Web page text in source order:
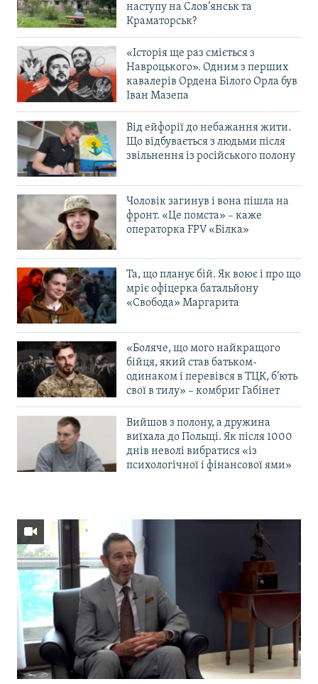
наступу на Слов’янськ та
Краматорськ?
«Історія ще раз сміється з
Навроцького». Одним з перших
кавалерів Ордена Білого Орла був
Іван Мазепа
Від ейфорії до небажання жити.
Що відбувається з людьми після
звільнення із російського полону
Чоловік загинув і вона пішла на
фронт. «Це помста» – каже
операторка FPV «Білка»
Та, що планує бій. Як воює і про що
мріє офіцерка батальйону
«Свобода» Маргарита
«Боляче, що мого найкращого
бійця, який став батьком-
одинаком і перевівся в ТЦК, б’ють
свої в тилу» – комбриг Габінет
Вийшов з полону, а дружина
виїхала до Польщі. Як після 1000
днів неволі вибратися «із
психологічної і фінансової ями»